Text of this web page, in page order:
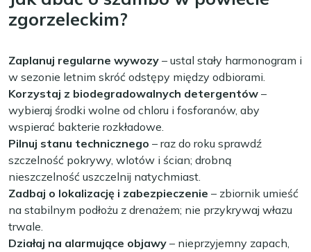
zgorzeleckim?
Zaplanuj regularne wywozy – ustal stały harmonogram i
w sezonie letnim skróć odstępy między odbiorami.
Korzystaj z biodegradowalnych detergentów –
wybieraj środki wolne od chloru i fosforanów, aby
wspierać bakterie rozkładowe.
Pilnuj stanu technicznego – raz do roku sprawdź
szczelność pokrywy, wlotów i ścian; drobną
nieszczelność uszczelnij natychmiast.
Zadbaj o lokalizację i zabezpieczenie – zbiornik umieść
na stabilnym podłożu z drenażem; nie przykrywaj włazu
trwale.
Działaj na alarmujące objawy – nieprzyjemny zapach,